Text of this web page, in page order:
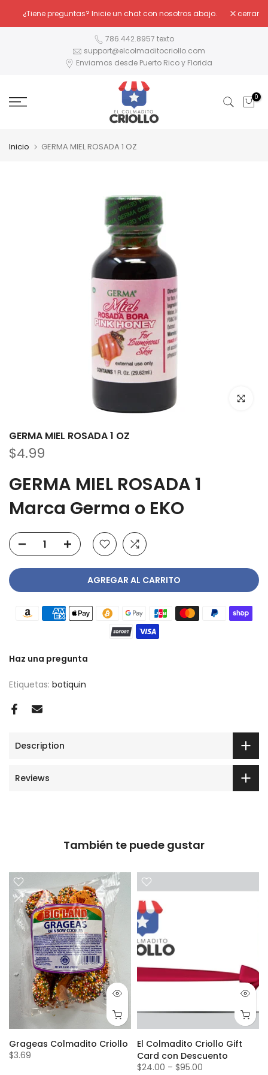
al
¿Tiene preguntas? Inicie un chat con nosotros abajo. cerrar
786.442.8957 texto
support@elcolmaditocriollo.com
Enviamos desde Puerto Rico y Florida
0
Inicio GERMA MIEL ROSADA 1 OZ
Haz clic
GERMA MIEL ROSADA 1 OZ
$4.99
GERMA MIEL ROSADA 1
Marca Germa o EKO
AGREGAR AL CARRITO
Haz una pregunta
Etiquetas: botiquin
Description
Reviews
También te puede gustar
Grageas Colmadito Criollo
$3.69
El Colmadito Criollo Gift
Card con Descuento
$24.00 – $95.00